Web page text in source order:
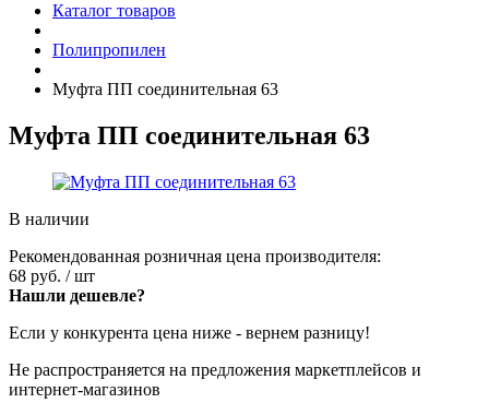
Каталог товаров
Полипропилен
Муфта ПП соединительная 63
Муфта ПП соединительная 63
В наличии
Рекомендованная розничная цена производителя:
68 руб. / шт
Нашли дешевле?
Если у конкурента цена ниже - вернем разницу!
Не распространяется на предложения маркетплейсов и
интернет-магазинов